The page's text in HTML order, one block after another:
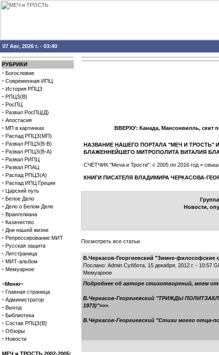
07 Авг, 2026 г. - 03:40
РУБРИКИ
· Богословие
· Современная ИПЦ
· История РПЦЗ
· РПЦЗ(В)
· РосПЦ
· Развал РосПЦ(Д)
· Апостасия
· МП в картинках
· Распад РПЦЗ(МП)
· Развал РПЦЗ(В-В)
· Развал РПЦЗ(В-А)
· Развал РИПЦ
· Развал РПАЦ
· Распад РПЦЗ(А)
· Распад ИПЦ Греции
· Царский путь
· Белое Дело
· Дело о Белом Деле
· Врангелиана
· Казачество
· Дни нашей жизни
· Репрессирование МИТ
· Русская защита
· Литстраница
· МИТ-альбом
· Мемуарное
~Меню~
· Главная страница
· Администратор
· Выход
· Библиотека
· Состав РПЦЗ(В)
· Обзоры
· Новости
МЕЧ и ТРОСТЬ 2002-2005:
ВВЕРХУ: Канада, Мансонвилль, скит
НАЗВАНИЕ НАШЕГО ПОРТАЛА "МЕЧ И ТРОСТЬ"
БЛАЖЕННЕЙШЕГО МИТРОПОЛИТА ВИТАЛИЯ
СЧЕТЧИК "Меча и Трости": с 2005 по 2016 год =
КНИГИ ПИСАТЕЛЯ ВЛАДИМИРА ЧЕРКАСОВА-
Новости,
Посмотреть все статьи
В.Черкасов-Георгиевский "Зимне-философские
Послано: Admin Суббота, 15 декабря, 2012 г. - 10:57
Мемуарное
Подробнее об авторе стихотворений, моем
В.Черкасов-Георгиевский "ТРИЖДЫ
1973)">>>
В.Черкасов-Георгиевский "Стихи моего отца-